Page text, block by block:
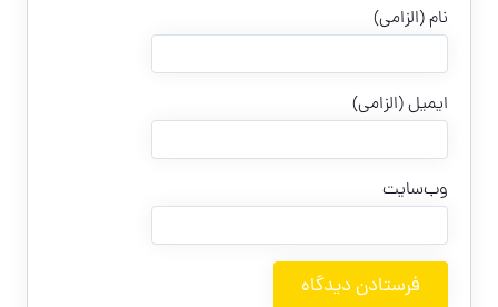
نام (الزامی)
ایمیل (الزامی)
وب‌سایت